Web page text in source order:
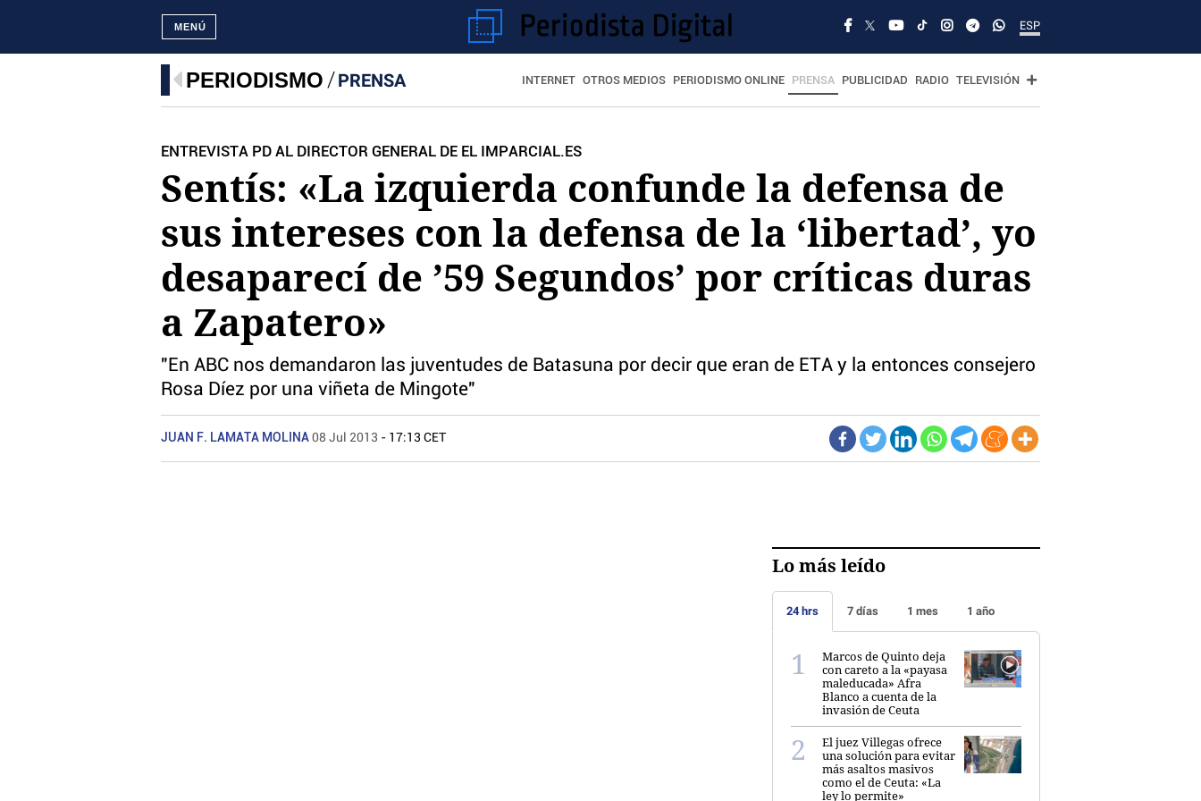
ESP
MENÚ
PERIODISMO PRENSA INTERNET OTROS MEDIOS PERIODISMO ONLINE PRENSA PUBLICIDAD RADIO TELEVISIÓN
ENTREVISTA PD AL DIRECTOR GENERAL DE EL IMPARCIAL.ES
Sentís: «La izquierda confunde la defensa de
sus intereses con la defensa de la ‘libertad’, yo
desaparecí de ’59 Segundos’ por críticas duras
a Zapatero»
"En ABC nos demandaron las juventudes de Batasuna por decir que eran de ETA y la entonces consejero
Rosa Díez por una viñeta de Mingote"
JUAN F. LAMATA MOLINA 08 Jul 2013 - 17:13 CET
Lo más leído
24 hrs 7 días 1 mes 1 año
Marcos de Quinto deja
con careto a la «payasa
maleducada» Afra
Blanco a cuenta de la
invasión de Ceuta
El juez Villegas ofrece
una solución para evitar
más asaltos masivos
como el de Ceuta: «La
ley lo permite»